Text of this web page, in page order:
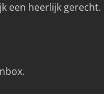
een heerlijk gerecht.